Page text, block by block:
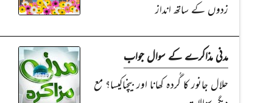
زدوں کے ساتھ انداز
مدنی مذاکرے کے سوال جواب
حلال جانور کا گُردہ کھانا اور بیچناکیسا؟ مع